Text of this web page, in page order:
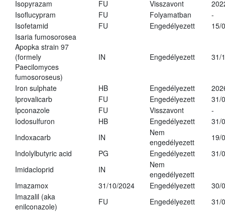
Isopyrazam
FU Visszavont
Isoflucypram
FU Folyamatban
-
Isofetamid
FU Engedélyezett
15/
Isaria fumosorosea
Apopka strain 97
(formely
Paecilomyces
fumosoroseus)
IN Engedélyezett 31/
Iron sulphate HB Engedélyezett
Iprovalicarb
FU Engedélyezett
31/
Ipconazole
FU Visszavont
-
Iodosulfuron
HB Engedélyezett
31/
Indoxacarb
IN
Nem
engedélyezett
19/
Indolylbutyric acid
PG Engedélyezett
31/
Imidacloprid
IN
Nem
engedélyezett
Imazamox
31/10/2024 Engedélyezett
30/
Imazalil (aka
enilconazole)
FU Engedélyezett
31/